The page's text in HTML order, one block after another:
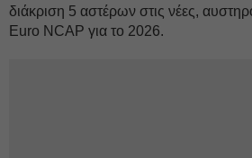
διάκριση 5 αστέρων στις νέες,
Euro NCAP για το 2026.